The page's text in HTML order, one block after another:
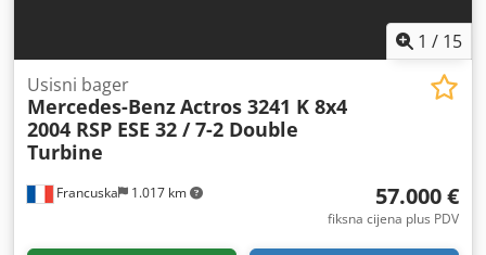
1 / 15
Francuska 1.017 km
Usisni bager
Mercedes-BenzActros 3241 K 8x4
2004 RSP ESE 32 / 7-2 Double
Turbine
57.000 €
fiksna cijena plus PDV